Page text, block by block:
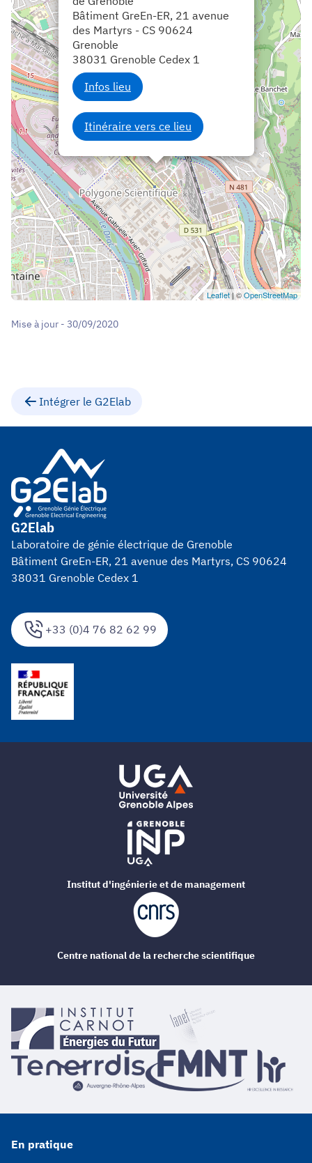
Bâtiment GreEn-ER, 21 avenue
des Martyrs - CS 90624
Grenoble
38031 Grenoble Cedex 1
Infos lieu
Itinéraire vers ce lieu
Leaflet| ©OpenStreetMap
Mise à jour - 30/09/2020
Intégrer le G2Elab
+33 (0)4 76 82 62 99
G2Elab
Laboratoire de génie électrique de Grenoble
Bâtiment GreEn-ER, 21 avenue des Martyrs, CS 90624
38031 Grenoble Cedex 1
En pratique
Institut d'ingénierie et de management
Centre national de la recherche scientifique